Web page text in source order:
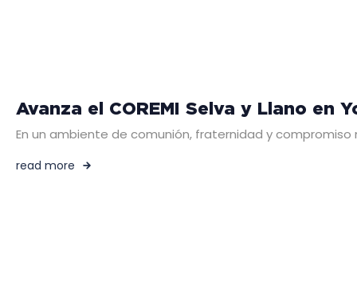
Avanza el COREMI Selva y Llano en
En un ambiente de comunión, fraternidad y compromiso
read more